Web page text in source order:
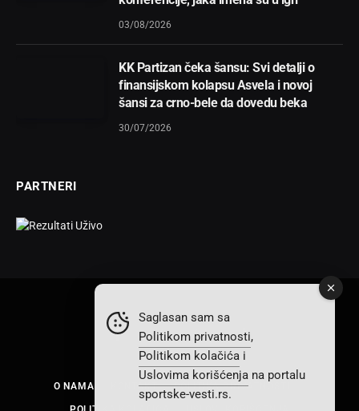
03/08/2026
KK Partizan čeka šansu: Svi detalji o
finansijskom kolapsu Asvela i novoj
šansi za crno-bele da dovedu beka
30/07/2026
PARTNERI
FacebookX
(Twitter)
InstagramTikTok
O NAMA KONTAKT POLITIKA PRIVATNOSTI
Saglasan sam sa
Politikom privatnosti,
Politikom kolačića i
Uslovima korišćenja na portalu
sportske-vesti.rs.